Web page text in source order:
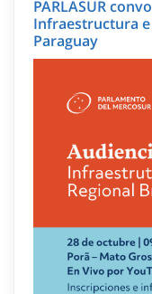
PARLASUR
Infraestructura
Paraguay